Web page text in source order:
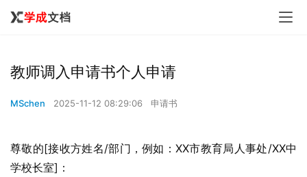
教师调入申请书个人申请
MSchen 2025-11-12 08:29:06 申请书
尊敬的[接收方姓名/部门，例如：XX市教育局人事处/XX中
学校长室]：